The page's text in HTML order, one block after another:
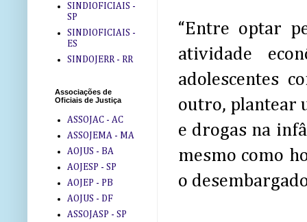
“Entre optar
atividade
adolescentes
outro, plantear
e drogas na
mesmo como
o
SINDIOFICIAIS -
SP
SINDIOFICIAIS -
ES
SINDOJERR - RR
Associações de
Oficiais de Justiça
ASSOJAC - AC
ASSOJEMA - MA
AOJUS - BA
AOJESP - SP
AOJEP - PB
AOJUS - DF
ASSOJASP - SP